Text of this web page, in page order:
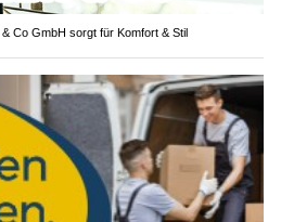
Co GmbH sorgt für Komfort & Stil